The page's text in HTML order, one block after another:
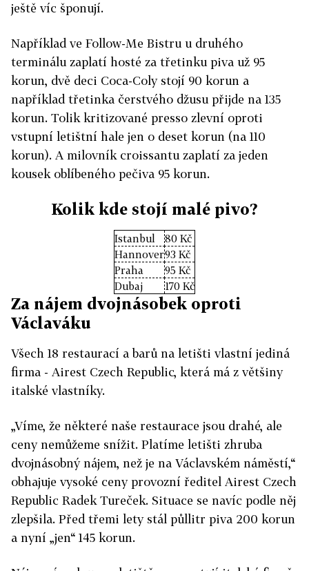
ještě víc šponují.
Například ve Follow-Me Bistru u druhého
terminálu zaplatí hosté za třetinku piva už 95
korun, dvě deci Coca-Coly stojí 90 korun a
například třetinka čerstvého džusu přijde na 135
korun. Tolik kritizované presso zlevní oproti
vstupní letištní hale jen o deset korun (na 110
korun). A milovník croissantu zaplatí za jeden
kousek oblíbeného pečiva 95 korun.
Kolik kde stojí malé pivo?
Istanbul
80 Kč
Hannover93 Kč
Praha
95 Kč
Dubaj
170 Kč
Za nájem dvojnásobek oproti
Václaváku
Všech 18 restaurací a barů na letišti vlastní jediná
firma - Airest Czech Republic, která má z většiny
italské vlastníky.
„Víme, že některé naše restaurace jsou drahé, ale
ceny nemůžeme snížit. Platíme letišti zhruba
dvojnásobný nájem, než je na Václavském náměstí,“
obhajuje vysoké ceny provozní ředitel Airest Czech
Republic Radek Tureček. Situace se navíc podle něj
zlepšila. Před třemi lety stál půllitr piva 200 korun
a nyní „jen“ 145 korun.